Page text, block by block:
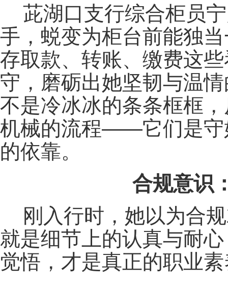
茈湖口支行综合柜员
手，蜕变为柜台前能独
存取款、转账、缴费这
守，磨砺出她坚韧与温
不是冷冰冰的条条框框
机械的流程——它们是守
的依靠。
合规意识
刚入行时，她以为合
就是细节上的认真与耐
觉悟，才是真正的职业